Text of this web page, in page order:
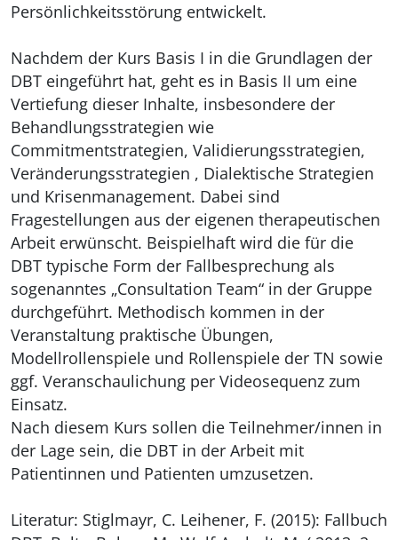
Persönlichkeitsstörung entwickelt.
Nachdem der Kurs Basis I in die Grundlagen der
DBT eingeführt hat, geht es in Basis II um eine
Vertiefung dieser Inhalte, insbesondere der
Behandlungsstrategien wie
Commitmentstrategien, Validierungsstrategien,
Veränderungsstrategien , Dialektische Strategien
und Krisenmanagement. Dabei sind
Fragestellungen aus der eigenen therapeutischen
Arbeit erwünscht. Beispielhaft wird die für die
DBT typische Form der Fallbesprechung als
sogenanntes „Consultation Team“ in der Gruppe
durchgeführt. Methodisch kommen in der
Veranstaltung praktische Übungen,
Modellrollenspiele und Rollenspiele der TN sowie
ggf. Veranschaulichung per Videosequenz zum
Einsatz.
Nach diesem Kurs sollen die Teilnehmer/innen in
der Lage sein, die DBT in der Arbeit mit
Patientinnen und Patienten umzusetzen.
Literatur: Stiglmayr, C. Leihener, F. (2015): Fallbuch